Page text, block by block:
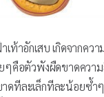
เท้าอักเสบ เกิดจากคว
ๆคือตัวพังผืดขาดควา
ดทีละเล็กทีละน้อยซ้ำ